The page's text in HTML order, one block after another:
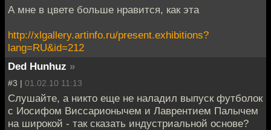
А мне в цвете больше нравится, как эта
http://xlgallery.artinfo.ru/present.exhibitions?
lang=RU&id=212
Ded Hunhuz »
#3 | 01.02.10 11:13
Слушайте, а никто еще не наладил выпуск футболок
с Иосифом Виссарионычем и Лаврентием Палычем
на широкой - так сказать индустриальной основе?